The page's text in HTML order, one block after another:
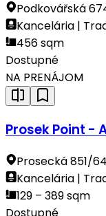
Podkovářská
Kancelária |
456 sqm
Dostupné
NA PRENÁJOM
Prosek Point -
Prosecká 851/
Kancelária |
129 – 389 sqm
Dostupné